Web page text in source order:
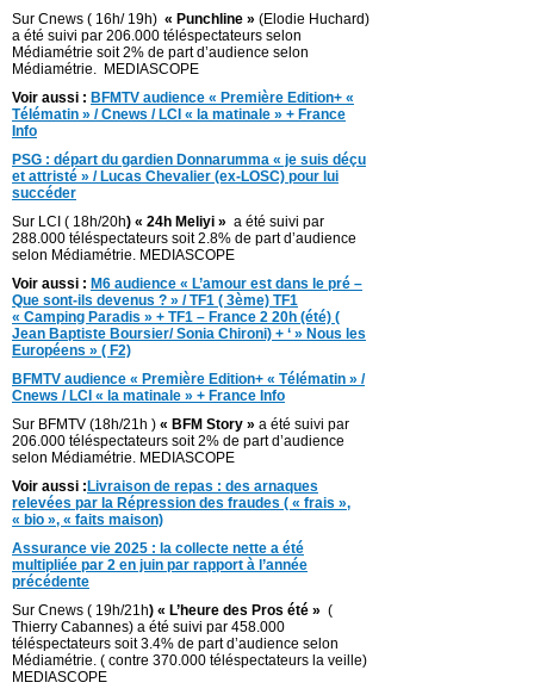
Sur Cnews ( 16h/ 19h) « Punchline » (Elodie Huchard)
a été suivi par 206.000 téléspectateurs selon
Médiamétrie soit 2% de part d’audience selon
Médiamétrie. MEDIASCOPE
Voir aussi : BFMTV audience « Première Edition+ «
Télématin » / Cnews / LCI « la matinale » + France
Info
PSG : départ du gardien Donnarumma « je suis déçu
et attristé » / Lucas Chevalier (ex-LOSC) pour lui
succéder
Sur LCI ( 18h/20h) « 24h Meliyi » a été suivi par
288.000 téléspectateurs soit 2.8% de part d’audience
selon Médiamétrie. MEDIASCOPE
Voir aussi : M6 audience « L’amour est dans le pré –
Que sont-ils devenus ? » / TF1 ( 3ème) TF1
« Camping Paradis » + TF1 – France 2 20h (été) (
Jean Baptiste Boursier/ Sonia Chironi) + ‘ » Nous les
Européens » ( F2)
BFMTV audience « Première Edition+ « Télématin » /
Cnews / LCI « la matinale » + France Info
Sur BFMTV (18h/21h ) « BFM Story » a été suivi par
206.000 téléspectateurs soit 2% de part d’audience
selon Médiamétrie. MEDIASCOPE
Voir aussi :Livraison de repas : des arnaques
relevées par la Répression des fraudes ( « frais »,
« bio », « faits maison)
Assurance vie 2025 : la collecte nette a été
multipliée par 2 en juin par rapport à l’année
précédente
Sur Cnews ( 19h/21h) « L’heure des Pros été » (
Thierry Cabannes) a été suivi par 458.000
téléspectateurs soit 3.4% de part d’audience selon
Médiamétrie. ( contre 370.000 téléspectateurs la veille)
MEDIASCOPE